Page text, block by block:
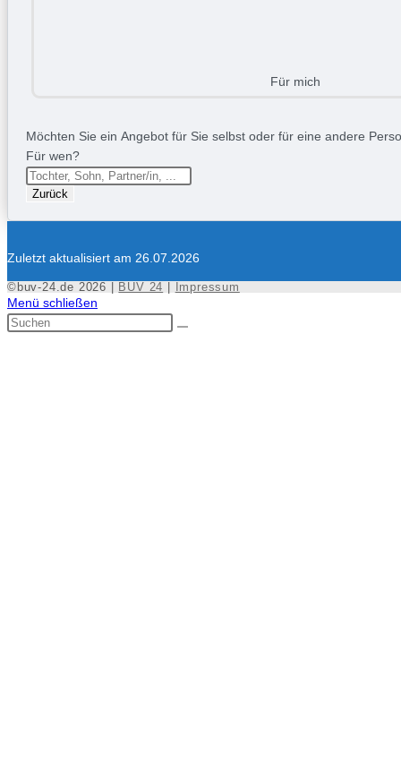
Für mich
Möchten Sie ein Angebot für Sie selbst oder für eine andere
Für wen?
Zurück
Zuletzt aktualisiert am 26.07.2026
©buv-24.de 2026 | BUV 24 Impressum
Menü schließen